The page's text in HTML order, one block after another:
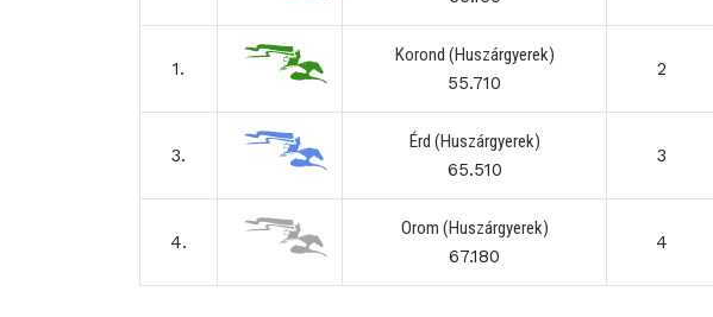
1.
Korond (Huszárgyerek)
55.710
2
3.
Érd (Huszárgyerek)
65.510
3
4.
Orom (Huszárgyerek)
67.180
4